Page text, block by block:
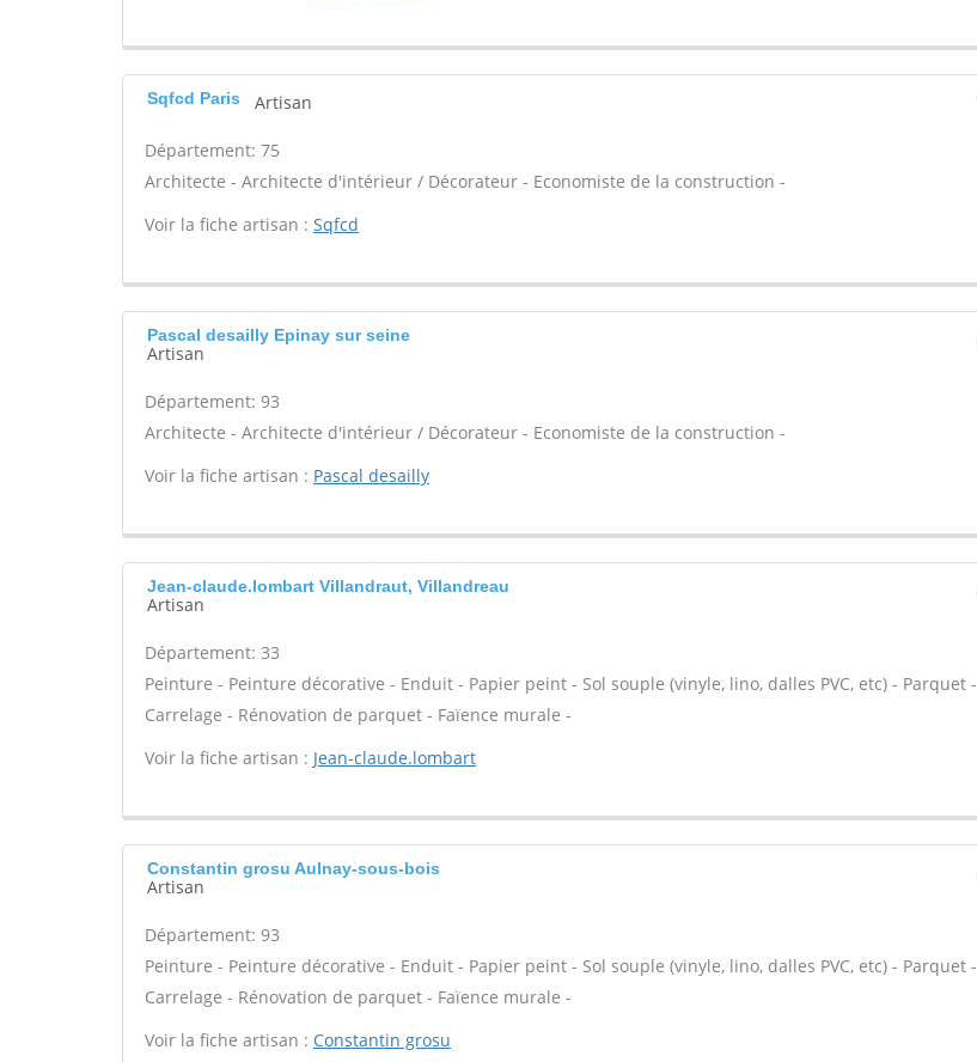
Sqfcd Paris Artisan
Département: 75
Architecte - Architecte d'intérieur / Décorateur - Economiste de la construction -
Voir la fiche artisan : Sqfcd
Pascal desailly Epinay sur seine
Artisan
Département: 93
Architecte - Architecte d'intérieur / Décorateur - Economiste de la construction -
Voir la fiche artisan : Pascal desailly
Jean-claude.lombart Villandraut, Villandreau
Artisan
Département: 33
Peinture - Peinture décorative - Enduit - Papier peint - Sol souple (vinyle, lino, dalles PVC, etc) - Parquet -
Carrelage - Rénovation de parquet - Faïence murale -
Voir la fiche artisan : Jean-claude.lombart
Constantin grosu Aulnay-sous-bois
Artisan
Département: 93
Peinture - Peinture décorative - Enduit - Papier peint - Sol souple (vinyle, lino, dalles PVC, etc) - Parquet -
Carrelage - Rénovation de parquet - Faïence murale -
Voir la fiche artisan : Constantin grosu